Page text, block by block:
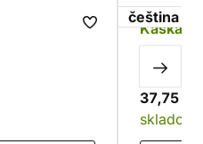
čeština
37,75 €
skladom